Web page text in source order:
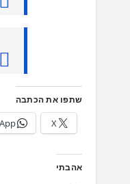
שתפו את הכתבה
X
אהבתי